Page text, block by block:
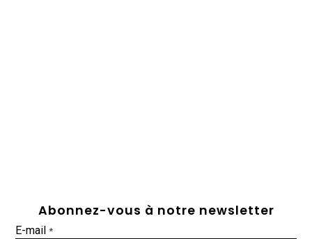
Abonnez-vous à notre newsletter
E-mail*